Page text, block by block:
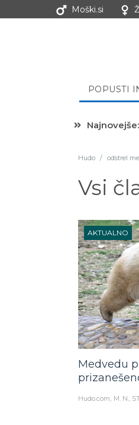
Moški.si
POPUSTI
Najnovejše:
Hudo / odstrel
Vsi
AKTUALNO
Medvedu
Hudo.com M. N.,